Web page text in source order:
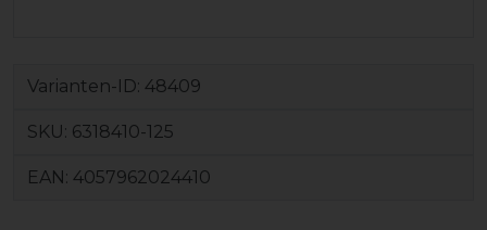
Varianten-ID: 48409
SKU: 6318410-125
EAN: 4057962024410